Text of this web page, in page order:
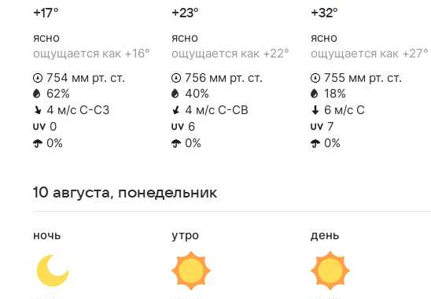
+17°
ясно
ощущается как +16°
754 мм рт. ст.
62%
4 м/с С-СЗ
0
0%
+23°
ясно
ощущается как +22°
756 мм рт. ст.
40%
4 м/с С-СВ
6
0%
+32°
ясно
ощущается как +27°
755 мм рт. ст.
18%
6 м/с С
7
0%
10 августа, понедельник
ночь утро день